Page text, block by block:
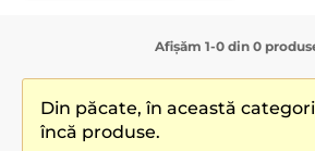
Afișăm 1-0 din 0
Din păcate, în această
încă produse.